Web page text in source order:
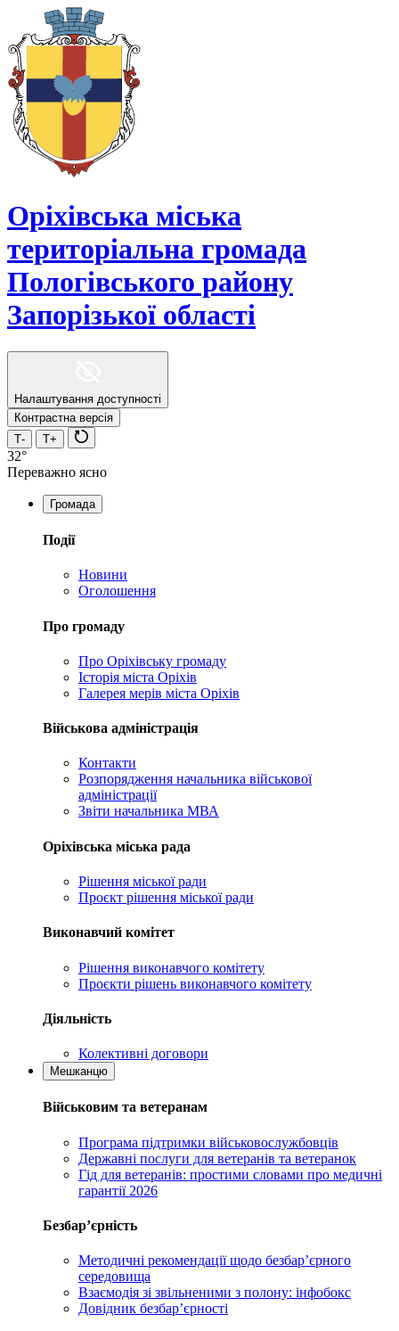
Оріхівська міська
територіальна громада
Пологівського району
Запорізької області
Налаштування доступності
Контрастна версія
Т-
Т+
32°
Переважно ясно
Громада
Події
Новини
Оголошення
Про громаду
Про Оріхівську громаду
Історія міста Оріхів
Галерея мерів міста Оріхів
Військова адміністрація
Контакти
Розпорядження начальника військової
адміністрації
Звіти начальника МВА
Оріхівська міська рада
Рішення міської ради
Проєкт рішення міської ради
Виконавчий комітет
Рішення виконавчого комітету
Проєкти рішень виконавчого комітету
Діяльність
Колективні договори
Мешканцю
Військовим та ветеранам
Програма підтримки військовослужбовців
Державні послуги для ветеранів та ветеранок
Гід для ветеранів: простими словами про медичні
гарантії 2026
Безбар’єрність
Методичні рекомендації щодо безбар’єрного
середовища
Взаємодія зі звільненими з полону: інфобокс
Довідник безбар’єрності